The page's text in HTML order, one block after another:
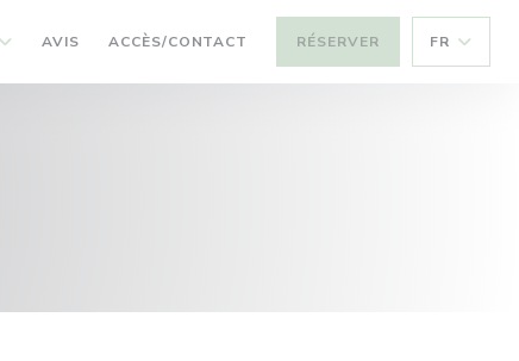
AVIS ACCÈS/CONTACT RÉSERVER FR